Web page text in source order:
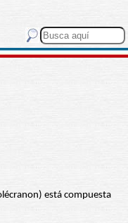
está compuesta